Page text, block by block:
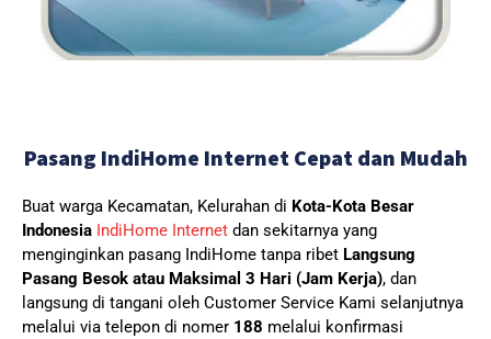
Pasang IndiHome Internet Cepat dan Mudah
Buat warga Kecamatan, Kelurahan di Kota-Kota Besar
Indonesia IndiHome Internet dan sekitarnya yang
menginginkan pasang IndiHome tanpa ribet Langsung
Pasang Besok atau Maksimal 3 Hari (Jam Kerja), dan
langsung di tangani oleh Customer Service Kami selanjutnya
melalui via telepon di nomer 188 melalui konfirmasi